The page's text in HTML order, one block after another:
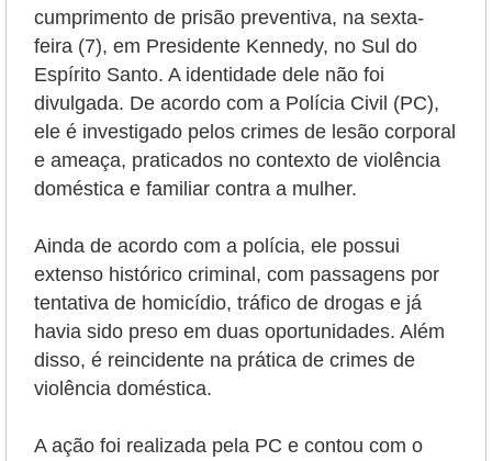
cumprimento de prisão preventiva, na sexta-
feira (7), em Presidente Kennedy, no Sul do
Espírito Santo. A identidade dele não foi
divulgada. De acordo com a Polícia Civil (PC),
ele é investigado pelos crimes de lesão corporal
e ameaça, praticados no contexto de violência
doméstica e familiar contra a mulher.
Ainda de acordo com a polícia, ele possui
extenso histórico criminal, com passagens por
tentativa de homicídio, tráfico de drogas e já
havia sido preso em duas oportunidades. Além
disso, é reincidente na prática de crimes de
violência doméstica.
A ação foi realizada pela PC e contou com o